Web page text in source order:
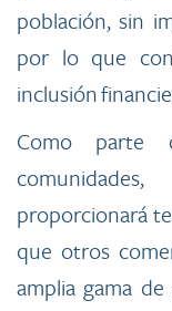
población, sin
por lo que
inclusión
Como parte
proporcionará
que otros
amplia gama